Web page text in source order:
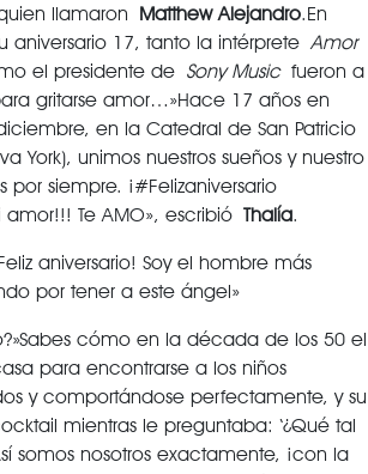
llamaron Matthew Alejandro.En
aniversario 17, tanto la intérpreteAmor
el presidente de Sony Musicfueron a
gritarse amor…»Hace 17 años en
en la Catedral de San Patricio
York), unimos nuestros sueños y nuestro
siempre. ¡#Felizaniversario
Te AMO», escribió Thalía.
aniversario! Soy el hombre más
por tener a este ángel»
cómo en la década de los 50 el
para encontrarse a los niños
y comportándose perfectamente, y su
mientras le preguntaba: ‘¿Qué tal
somos nosotros exactamente, ¡con la